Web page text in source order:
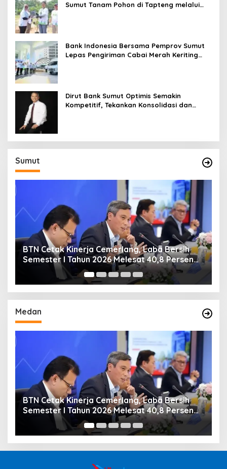
Sumut Tanam Pohon di Tapteng melalui
Bank Indonesia Bersama Pemprov Sumut
Lepas Pengiriman Cabai Merah Keriting
Dirut Bank Sumut Optimis Semakin
Kompetitif, Tekankan Konsolidasi dan
Sumut
Bersih
Persen
BTN Dukung Bangor Fest Vol. 4 dan
Run, Perluas Ekosistem Transaksi Digital
Medan
Bersih
Persen
BTN Dukung Bangor Fest Vol. 4 dan
Run, Perluas Ekosistem Transaksi